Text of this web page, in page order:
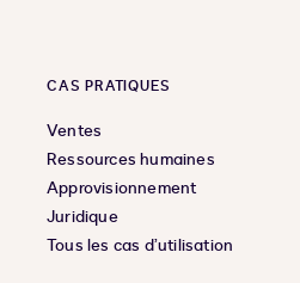
CAS PRATIQUES
Ventes
Ressources humaines
Approvisionnement
Juridique
Tous les cas d’utilisation